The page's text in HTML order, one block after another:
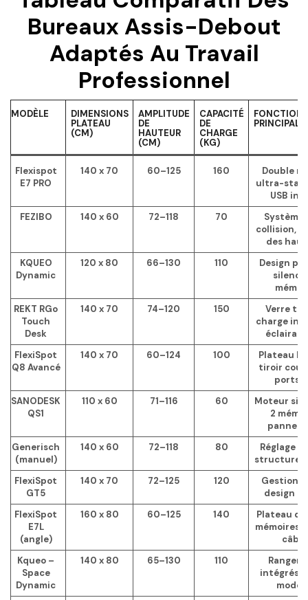
Bureaux Assis-Debout
Adaptés Au Travail
Professionnel
MODÈLE
DIMENSIONS
PLATEAU
(CM)
AMPLITUDE
DE
HAUTEUR
(CM)
CAPACITÉ
DE
CHARGE
(KG)
Flexispot
E7 PRO
140 x 70 60–125 160
Double
ultra-
USB
FEZIBO
140 x 60 72–118 70
collision,
des
KQUEO
Dynamic
120 x 80 66–130 110
Design
REKT RGo
Touch
Desk
140 x 70 74–120 150
Verre
charge
éclairage
FlexiSpot
Q8 Avancé
140 x 70 60–124 100
Plateau
tiroir
ports
SANODESK
QS1
110 x 60 71–116 60
Moteur
2
panneau
Generisch
(manuel)
140 x 60 72–118 80
Réglage
structure
FlexiSpot
GT5
140 x 70 72–125 120
Gestion
design
FlexiSpot
E7L
(angle)
160 x 80 60–125 140
Plateau
mémoires,
Kqueo –
Space
Dynamic
140 x 80 65–130 110
intégrés,